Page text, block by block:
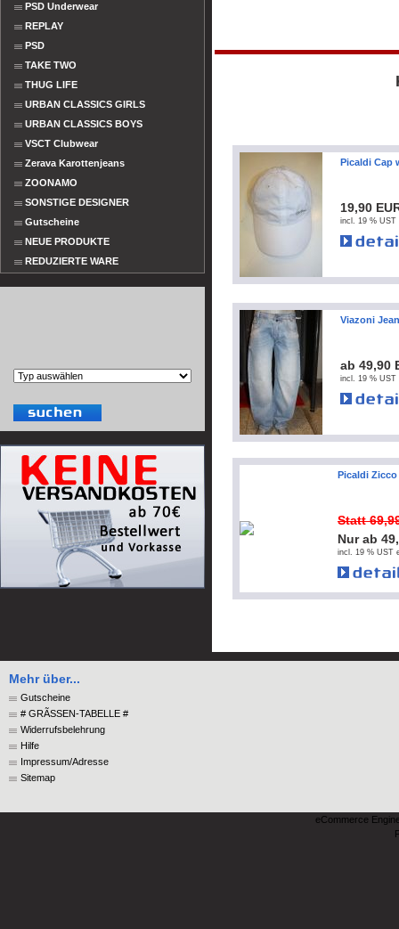
PSD Underwear
REPLAY
PSD
TAKE TWO
THUG LIFE
URBAN CLASSICS GIRLS
URBAN CLASSICS BOYS
VSCT Clubwear
Zerava Karottenjeans
ZOONAMO
SONSTIGE DESIGNER
Gutscheine
NEUE PRODUKTE
REDUZIERTE WARE
Picaldi Cap
19,90
incl. 19 % UST
Viazoni
ab 49,90
incl. 19 % UST
Picaldi Zicco
Statt
Nur ab
incl. 19 % UST
Mehr über...
Gutscheine
# GRÃSSEN-TABELLE #
Widerrufsbelehrung
Hilfe
Impressum/Adresse
Sitemap
eCommerce